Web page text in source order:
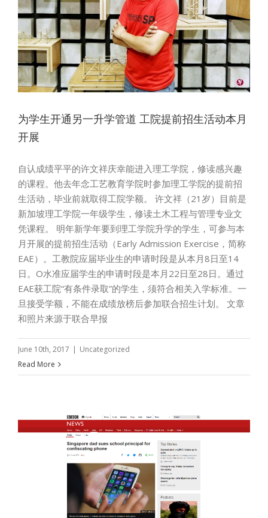
为学生开通另一升学管道 工院提前招生活动本月
开展
自认成绩平平的许文祥庆幸能进入理工学院，修读感兴趣
的课程。他去年念工艺教育学院时参加理工学院的提前招
生活动，毕业前就取得工院学额。 许文祥（21岁）目前是
新加坡理工学院一年级学生，修读土木工程与管理专业文
凭课程。 明年新学年要到理工学院升学的学生，可参与本
月开展的提前招生活动（Early Admission Exercise，简称
EAE）。工教院应届毕业生的申请时段是从本月8日至14
日。O水准应届学生的申请时段是本月22日至28日。通过
EAE获工院“有条件录取”的学生，须符合相关入学标准。一
旦接受学额，不能在成绩放榜后参加联合招生计划。 文章
和照片来源于联合早报
June 10th, 2017 | Uncategorized
Read More